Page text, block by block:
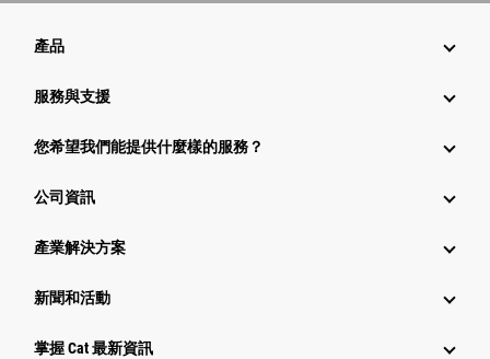
產品
服務與支援
您希望我們能提供什麼樣的服務？
公司資訊
產業解決方案
新聞和活動
掌握 Cat 最新資訊